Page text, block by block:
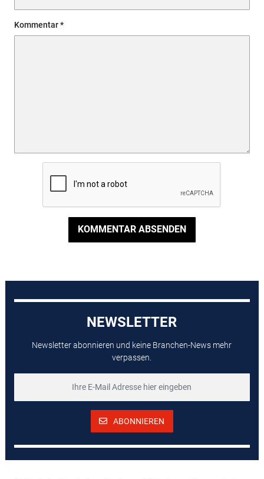
Kommentar
KOMMENTAR ABSENDEN
NEWSLETTER
Newsletter abonnieren und keine Branchen-News mehr
verpassen.
ABONNIEREN